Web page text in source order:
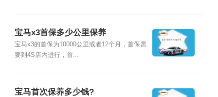
宝马x3首保多少公里保养
宝马x3的首保为10000公里或者12个月，首保需
要到4S店内进行，首...
宝马首次保养多少钱?